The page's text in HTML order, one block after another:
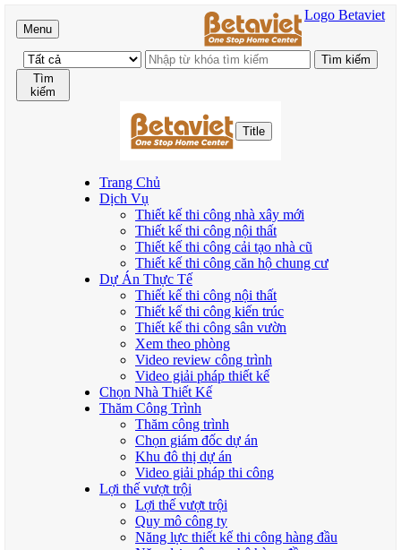
Menu
Logo Betaviet
Tìm
kiếm
Title
Trang Chủ
Dịch Vụ
Thiết kế thi công nhà xây mới
Thiết kế thi công nội thất
Thiết kế thi công cải tạo nhà cũ
Thiết kế thi công căn hộ chung cư
Dự Án Thực Tế
Thiết kế thi công nội thất
Thiết kế thi công kiến trúc
Thiết kế thi công sân vườn
Xem theo phòng
Video review công trình
Video giải pháp thiết kế
Chọn Nhà Thiết Kế
Thăm Công Trình
Thăm công trình
Chọn giám đốc dự án
Khu đô thị dự án
Video giải pháp thi công
Lợi thế vượt trội
Lợi thế vượt trội
Quy mô công ty
Năng lực thiết kế thi công hàng đầu